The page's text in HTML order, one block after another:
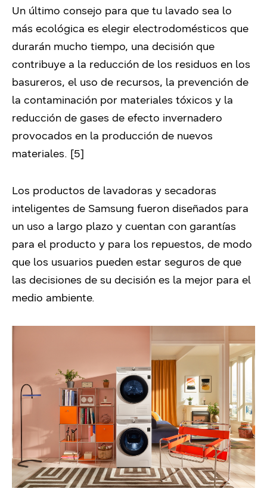
Un último consejo para que tu lavado sea lo
más ecológica es elegir electrodomésticos que
durarán mucho tiempo, una decisión que
contribuye a la reducción de los residuos en los
basureros, el uso de recursos, la prevención de
la contaminación por materiales tóxicos y la
reducción de gases de efecto invernadero
provocados en la producción de nuevos
materiales. [5]
Los productos de lavadoras y secadoras
inteligentes de Samsung fueron diseñados para
un uso a largo plazo y cuentan con garantías
para el producto y para los repuestos, de modo
que los usuarios pueden estar seguros de que
las decisiones de su decisión es la mejor para el
medio ambiente.